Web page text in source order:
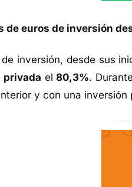
de euros de inversión
inversión, desde sus
privada el80,3%. Durante
y con una inversión